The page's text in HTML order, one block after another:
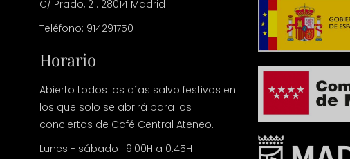
C/ Prado, 21. 28014 Madrid
Teléfono: 914291750
Horario
Abierto todos los días salvo festivos en
los que solo se abrirá para los
conciertos de Café Central Ateneo.
Lunes - sábado : 9.00H a 0.45H